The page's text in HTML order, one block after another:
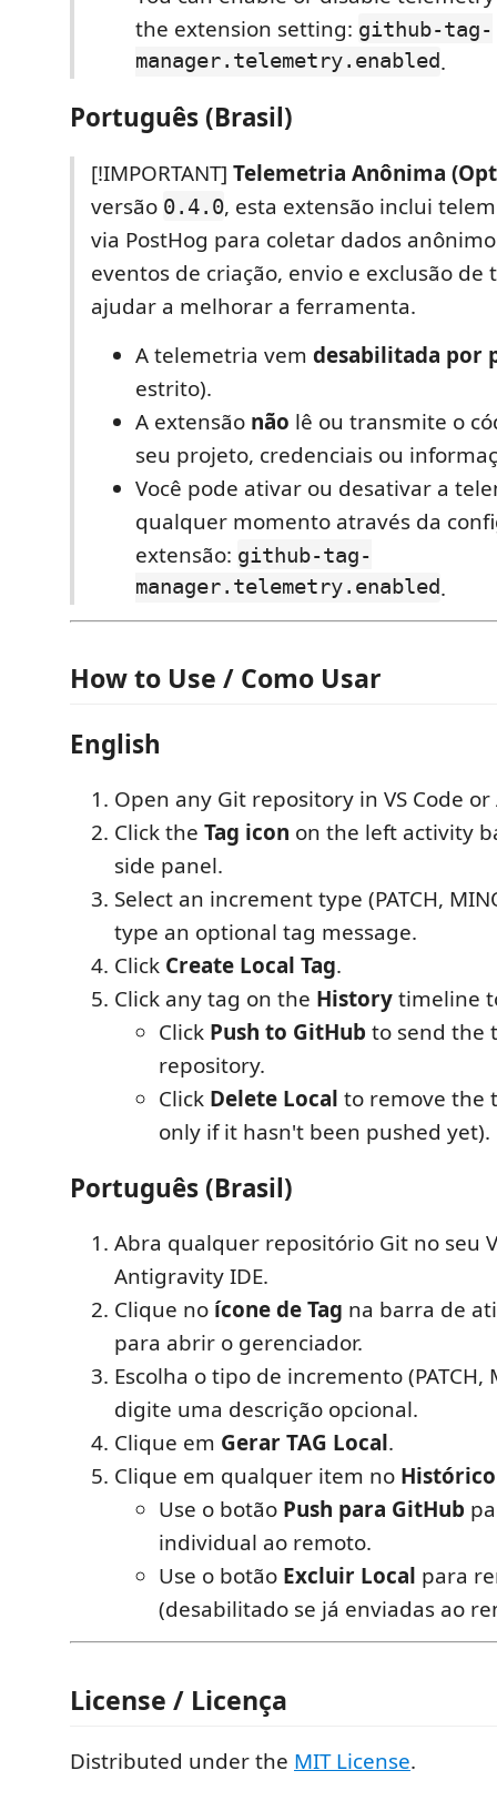
the extension setting: github-tag-
manager.telemetry.enabled.
Português (Brasil)
[!IMPORTANT] Telemetria Anônima
versão 0.4.0, esta extensão inclui
via PostHog para coletar dados
eventos de criação, envio e exclusão de
ajudar a melhorar a ferramenta.
A telemetria vem desabilitada por
estrito).
A extensão não lê ou transmite o
seu projeto, credenciais ou
Você pode ativar ou desativar a
qualquer momento através da
extensão: github-tag-
manager.telemetry.enabled.
How to Use / Como Usar
English
Open any Git repository in VS Code
Click the Tag icon on the left activity
side panel.
Select an increment type (PATCH,
type an optional tag message.
Click Create Local Tag.
Click any tag on the Historytimeline
Click Push to GitHub to send the
repository.
Click Delete Local to remove the
only if it hasn't been pushed yet).
Português (Brasil)
Abra qualquer repositório Git no seu
Antigravity IDE.
Clique no ícone de Tag na barra de
para abrir o gerenciador.
Escolha o tipo de incremento (PATCH,
digite uma descrição opcional.
Clique em Gerar TAG Local.
Clique em qualquer item no Histórico
Use o botão Push para GitHub
individual ao remoto.
Use o botão Excluir Local para
(desabilitado se já enviadas ao
License / Licença
Distributed under the MIT License.